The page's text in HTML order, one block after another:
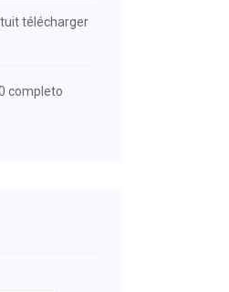
télécharger
completo